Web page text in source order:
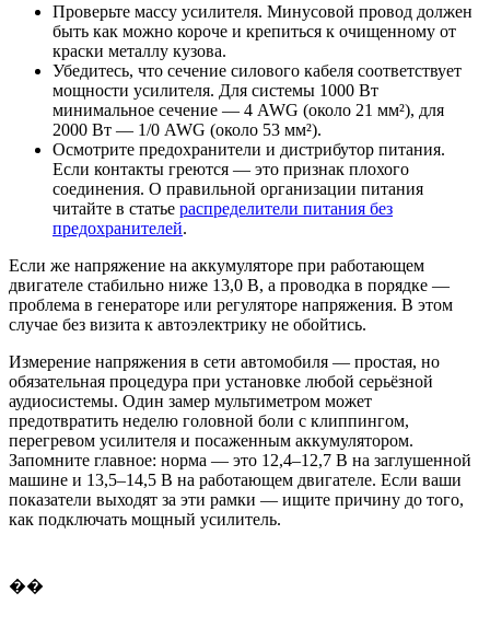
Проверьте массу усилителя. Минусовой провод должен
быть как можно короче и крепиться к очищенному от
краски металлу кузова.
Убедитесь, что сечение силового кабеля соответствует
мощности усилителя. Для системы 1000 Вт
минимальное сечение — 4 AWG (около 21 мм²), для
2000 Вт — 1/0 AWG (около 53 мм²).
Осмотрите предохранители и дистрибутор питания.
Если контакты греются — это признак плохого
соединения. О правильной организации питания
читайте в статье распределители питания без
предохранителей.
Если же напряжение на аккумуляторе при работающем
двигателе стабильно ниже 13,0 В, а проводка в порядке —
проблема в генераторе или регуляторе напряжения. В этом
случае без визита к автоэлектрику не обойтись.
Измерение напряжения в сети автомобиля — простая, но
обязательная процедура при установке любой серьёзной
аудиосистемы. Один замер мультиметром может
предотвратить неделю головной боли с клиппингом,
перегревом усилителя и посаженным аккумулятором.
Запомните главное: норма — это 12,4–12,7 В на заглушенной
машине и 13,5–14,5 В на работающем двигателе. Если ваши
показатели выходят за эти рамки — ищите причину до того,
как подключать мощный усилитель.
��